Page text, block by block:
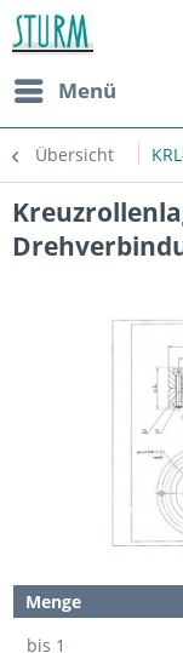
Menü
Übersicht
Menge
bis 1